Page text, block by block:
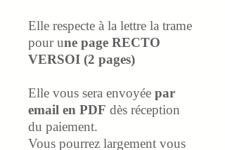
Elle respecte à la lettre la trame
pour une page RECTO
VERSOI (2 pages)
Elle vous sera envoyée par
email en PDF dès réception
du paiement.
Vous pourrez largement vous